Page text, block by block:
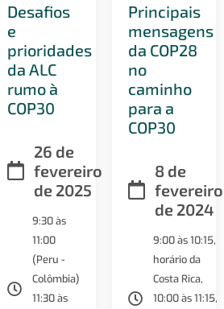
Desafios
e
prioridades
da ALC
rumo à
COP30
26 de
fevereiro
de 2025
9:30 às
11:00
(Peru -
Colômbia)
11:30 às
Principais
mensagens
da COP28
no
caminho
para a
COP30
8 de
fevereiro
de 2024
9:00 às 10:15,
horário da
Costa Rica,
10:00 às 11:15,